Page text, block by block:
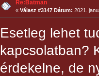
Re:Batman
«Válasz #3147 Dátum: 2021.
Esetleg lehet
kapcsolatban?
érdekelne, de